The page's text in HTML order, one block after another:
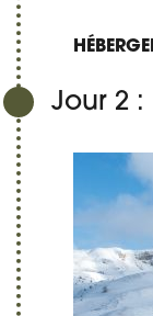
Jour 2